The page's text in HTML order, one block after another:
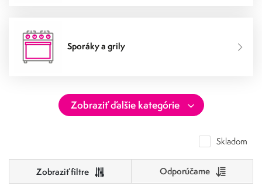
Sporáky a grily
Skladom
Odporúčame